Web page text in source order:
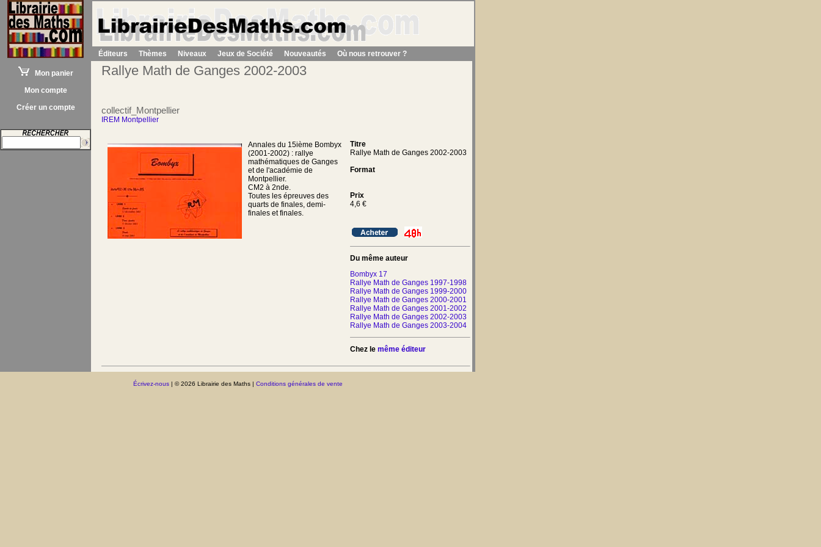
Mon panier
Mon compte
Créer un compte
Éditeurs Thèmes Niveaux Jeux de Société Nouveautés Où nous retrouver ?
Rallye Math de Ganges 2002-2003
collectif_Montpellier
IREM Montpellier
Annales du 15ième Bombyx
(2001-2002) : rallye
mathématiques de Ganges
et de l'académie de
Montpellier.
CM2 à 2nde.
Toutes les épreuves des
quarts de finales, demi-
finales et finales.
Titre
Rallye Math de Ganges 2002-2003
Format
Prix
4,6 €
Du même auteur
Bombyx 17
Rallye Math de Ganges 1997-1998
Rallye Math de Ganges 1999-2000
Rallye Math de Ganges 2000-2001
Rallye Math de Ganges 2001-2002
Rallye Math de Ganges 2002-2003
Rallye Math de Ganges 2003-2004
Chez le même éditeur
Écrivez-nous| © 2026 Librairie des Maths | Conditions générales de vente